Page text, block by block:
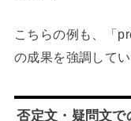
こちらの例も、「
の成果を強調してい
否定文・疑問文